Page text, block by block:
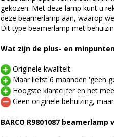
gekozen. Met deze lamp kunt u
deze beamerlamp aan, waarop
Dit type beamerlamp met
Wat zijn de plus- en
Originele kwaliteit.
Maar liefst 6 maanden 'geen
Hoogste klantcijfer en het
Geen originele behuizing,
BARCO R9801087 beamerlamp